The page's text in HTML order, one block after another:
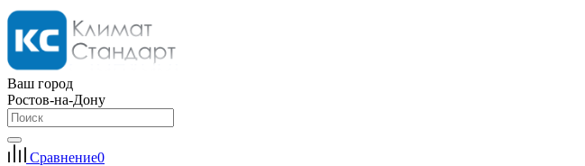
Ваш город
Ростов-на-Дону
Сравнение0